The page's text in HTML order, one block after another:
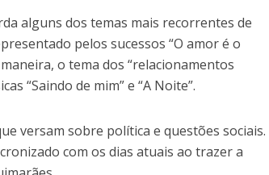
alguns dos temas mais recorrentes de
pelos sucessos “O amor é o
maneira, o tema dos “relacionamentos
“Saindo de mim” e “A Noite”.
versam sobre política e questões sociais.
com os dias atuais ao trazer a